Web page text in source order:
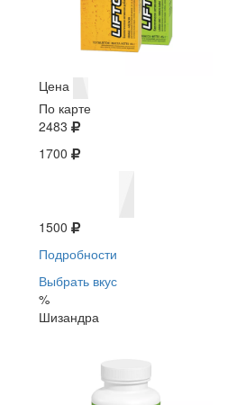
Цена
По карте
2483
1700
1500
Подробности
Выбрать вкус
%
Шизандра